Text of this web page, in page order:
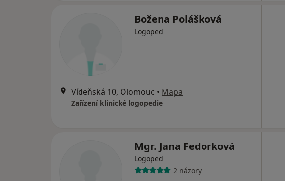
Božena Polášková
Logoped
Vídeňská 10, Olomouc • Mapa
Zařízení klinické logopedie
Mgr. Jana Fedorková
Logoped
2 názory